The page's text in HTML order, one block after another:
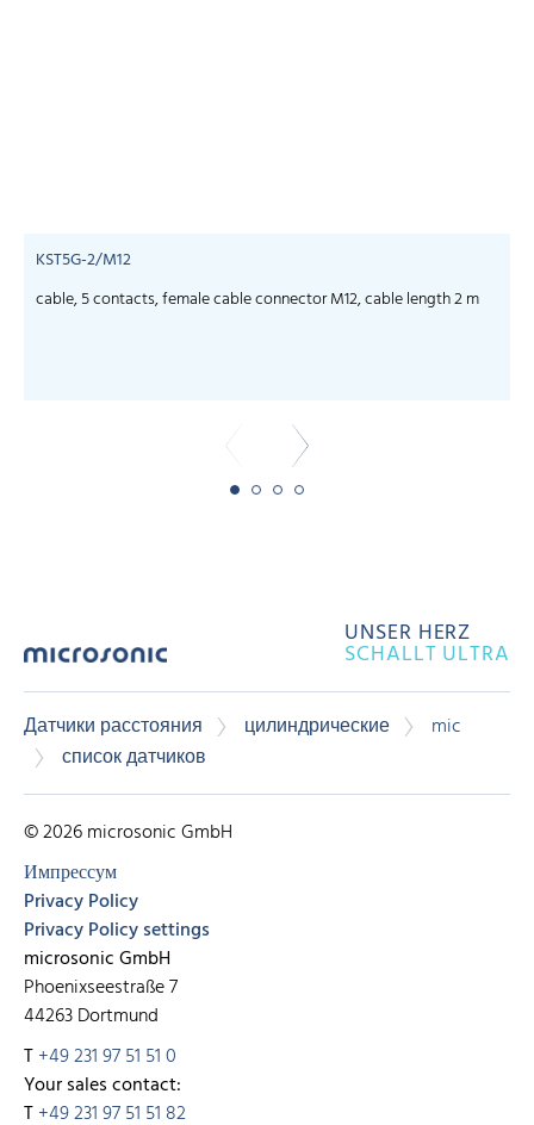
KST5G-2/M12
cable, 5 contacts, female cable connector M12, cable length 2 m
UNSER HERZ
SCHALLT ULTRA
Датчики расстояния цилиндрические
mic
список датчиков
© 2026 microsonic GmbH
Импрессум
Privacy Policy
Privacy Policy settings
microsonic GmbH
Phoenixseestraße 7
44263 Dortmund
T+49 231 97 51 51 0
Your sales contact:
T+49 231 97 51 51 82